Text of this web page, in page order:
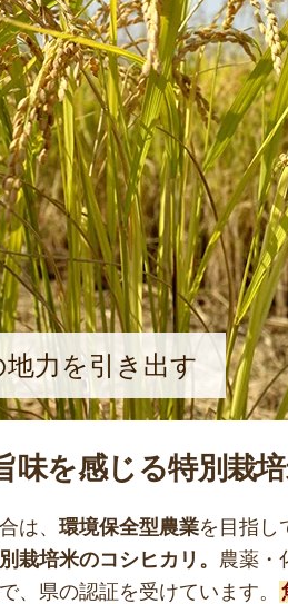
力を引き出す
味を感じる特別栽
は、 環境保全型農業を目指し
栽培米のコシヒカリ。
農薬・
、県の認証を受けています。